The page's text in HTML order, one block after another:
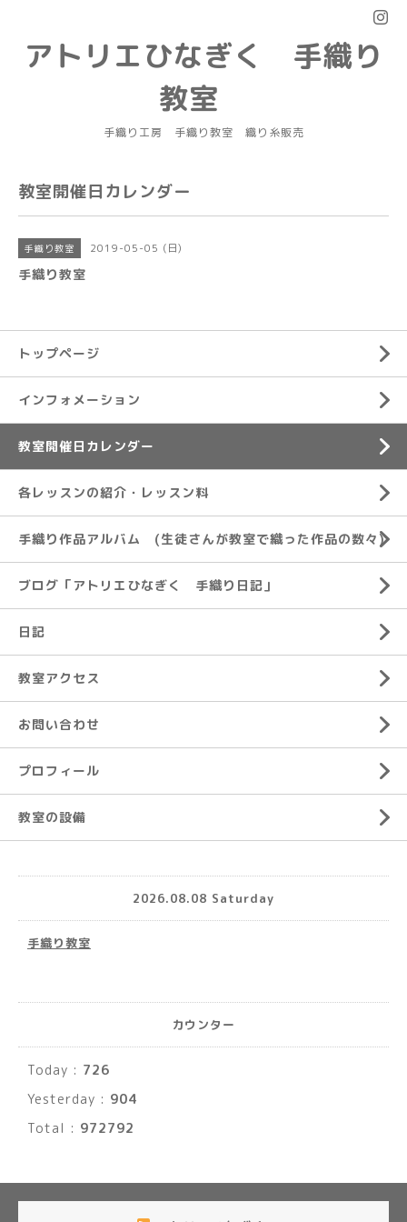
アトリエひなぎく 手織り
教室
手織り工房 手織り教室 織り糸販売
教室開催日カレンダー
手織り教室 2019-05-05 (日)
手織り教室
トップページ
インフォメーション
教室開催日カレンダー
各レッスンの紹介・レッスン料
手織り作品アルバム (生徒さんが教室で織った作品の数々)
ブログ「アトリエひなぎく 手織り日記」
日記
教室アクセス
お問い合わせ
プロフィール
教室の設備
2026.08.08 Saturday
手織り教室
カウンター
Today : 726
Yesterday : 904
Total : 972792